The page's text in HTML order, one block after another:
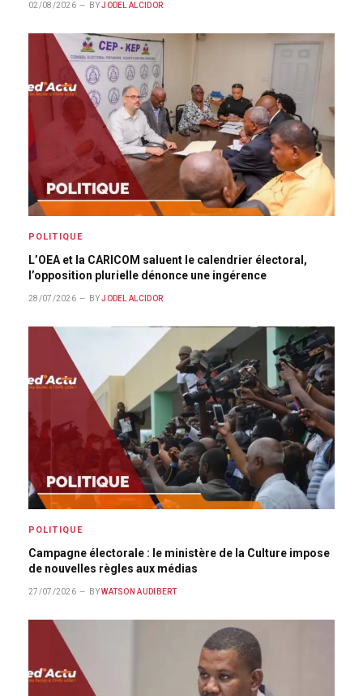
02/08/2026 BY JODEL ALCIDOR
POLITIQUE
L’OEA et la CARICOM saluent le calendrier électoral,
l’opposition plurielle dénonce une ingérence
28/07/2026 BY JODEL ALCIDOR
POLITIQUE
Campagne électorale : le ministère de la Culture impose
de nouvelles règles aux médias
27/07/2026 BY WATSON AUDIBERT